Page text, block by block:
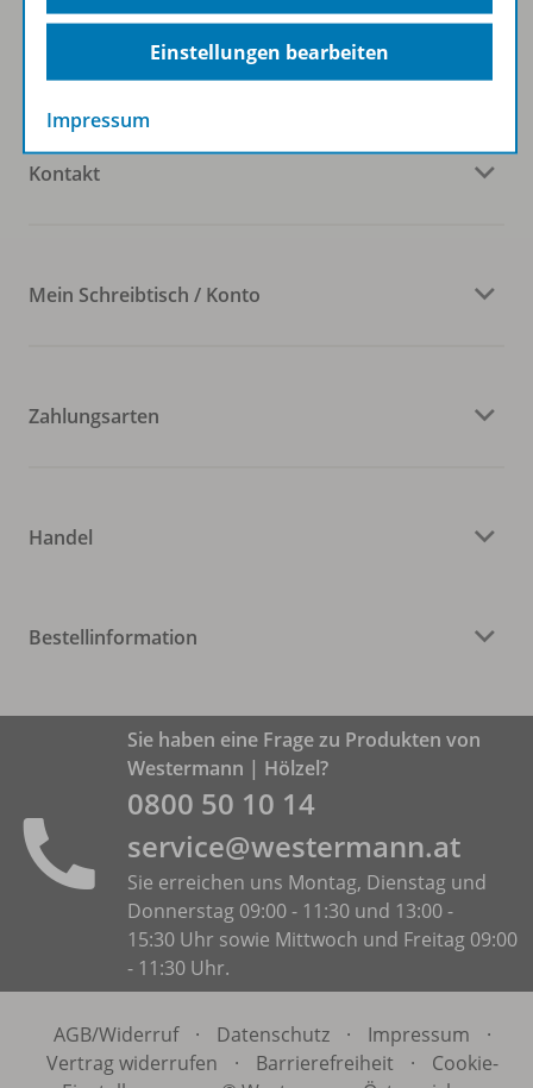
Veranstaltungen
Kontakt
Mein Schreibtisch / Konto
Zahlungsarten
Handel
Bestellinformation
Sie haben eine Frage zu Produkten von
Westermann | Hölzel?
0800 50 10 14
service@westermann.at
Sie erreichen uns Montag, Dienstag und
Donnerstag 09:00 - 11:30 und 13:00 -
15:30 Uhr sowie Mittwoch und Freitag 09:00
- 11:30 Uhr.
AGB/Widerruf · Datenschutz · Impressum
·
Vertrag widerrufen
· Barrierefreiheit ·
Cookie-
Einstellungen bearbeiten
Impressum